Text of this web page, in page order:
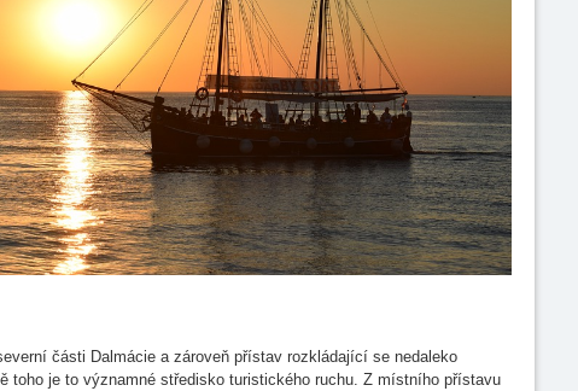
části Dalmácie a zároveň přístav rozkládající se nedaleko
toho je to významné středisko turistického ruchu. Z místního přístavu